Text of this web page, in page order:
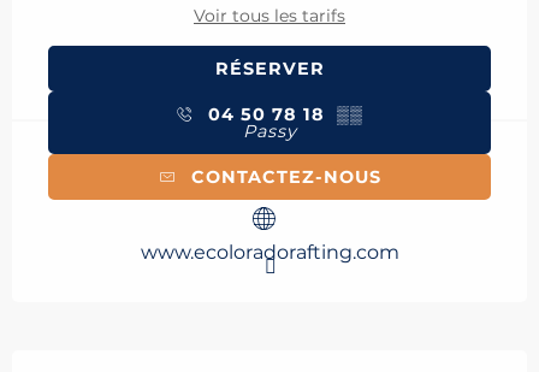
Voir tous les tarifs
RÉSERVER
04 50 78 18 ▒▒
Passy
CONTACTEZ-NOUS
www.ecoloradorafting.com